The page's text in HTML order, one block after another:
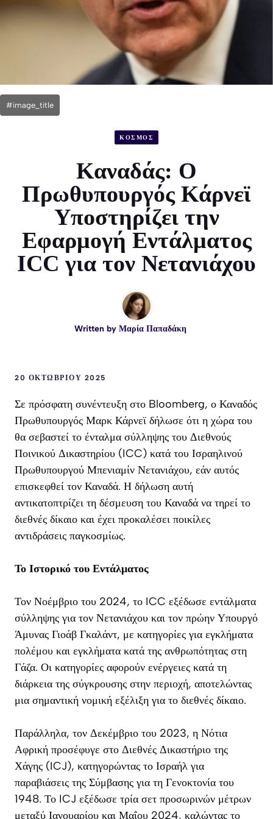
#image_title
ΚΟΣΜΟΣ
Καναδάς: Ο
Πρωθυπουργός Κάρνεϊ
Υποστηρίζει την
Εφαρμογή Εντάλματος
ICC για τον Νετανιάχου
Written by Μαρία Παπαδάκη
20 ΟΚΤΩΒΡΊΟΥ 2025
Σε πρόσφατη συνέντευξη στο Bloomberg, ο Καναδός
Πρωθυπουργός Μαρκ Κάρνεϊ δήλωσε ότι η χώρα του
θα σεβαστεί το ένταλμα σύλληψης του Διεθνούς
Ποινικού Δικαστηρίου (ICC) κατά του Ισραηλινού
Πρωθυπουργού Μπενιαμίν Νετανιάχου, εάν αυτός
επισκεφθεί τον Καναδά. Η δήλωση αυτή
αντικατοπτρίζει τη δέσμευση του Καναδά να τηρεί το
διεθνές δίκαιο και έχει προκαλέσει ποικίλες
αντιδράσεις παγκοσμίως.
Το Ιστορικό του Εντάλματος
Τον Νοέμβριο του 2024, το ICC εξέδωσε εντάλματα
σύλληψης για τον Νετανιάχου και τον πρώην Υπουργό
Άμυνας Γιοάβ Γκαλάντ, με κατηγορίες για εγκλήματα
πολέμου και εγκλήματα κατά της ανθρωπότητας στη
Γάζα. Οι κατηγορίες αφορούν ενέργειες κατά τη
διάρκεια της σύγκρουσης στην περιοχή, αποτελώντας
μια σημαντική νομική εξέλιξη για το διεθνές δίκαιο.
Παράλληλα, τον Δεκέμβριο του 2023, η Νότια
Αφρική προσέφυγε στο Διεθνές Δικαστήριο της
Χάγης (ICJ), κατηγορώντας το Ισραήλ για
παραβιάσεις της Σύμβασης για τη Γενοκτονία του
1948. Το ICJ εξέδωσε τρία σετ προσωρινών μέτρων
μεταξύ Ιανουαρίου και Μαΐου 2024, καλώντας το